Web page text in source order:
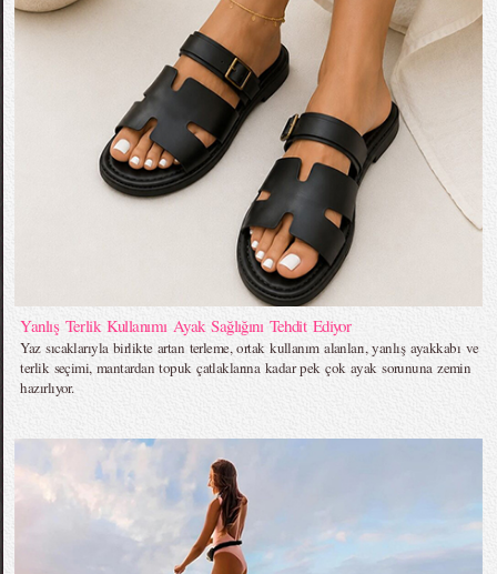
Yanlış Terlik Kullanımı Ayak Sağlığını Tehdit Ediyor
Yaz sıcaklarıyla birlikte artan terleme, ortak kullanım alanları, yanlış ayakkabı ve
terlik seçimi, mantardan topuk çatlaklarına kadar pek çok ayak sorununa zemin
hazırlıyor.